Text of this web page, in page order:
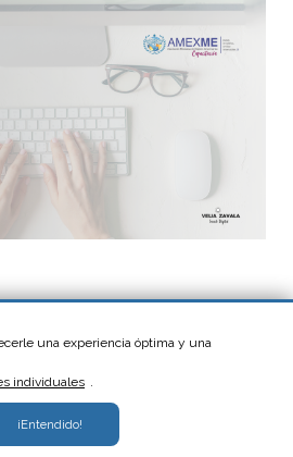
una experiencia óptima y una
individuales .
¡Entendido!